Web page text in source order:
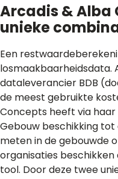
Arcadis & Alba
unieke
Een
losmaakbaarheidsdata.
dataleverancier BDB
de meest gebruikte
Concepts heeft via
Gebouw beschikking
meten in de gebouwde
organisaties
tool. Door deze twee